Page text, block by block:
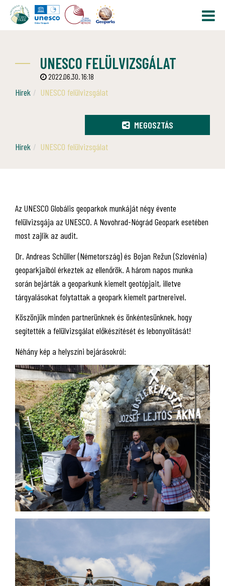
UNESCO FELÜLVIZSGÁLAT
2022.06.30. 16:18
Hírek UNESCO felülvizsgálat
MEGOSZTÁS
Hírek
UNESCO felülvizsgálat
Az UNESCO Globális geoparkok munkáját négy évente
felülvizsgája az UNESCO. A Novohrad-Nógrád Geopark esetében
most zajlik az audit.
Dr. Andreas Schüller (Németország) és Bojan Režun (Szlovénia)
geoparkjaiból érkeztek az ellenőrök. A három napos munka
során bejárták a geoparkunk kiemelt geotópjait, illetve
tárgyalásokat folytattak a geopark kiemelt partnereivel.
Köszönjük minden partnerünknek és önkéntesünknek, hogy
segítették a felülvizsgálat előkészítését és lebonyolítását!
Néhány kép a helyszíni bejárásokról: